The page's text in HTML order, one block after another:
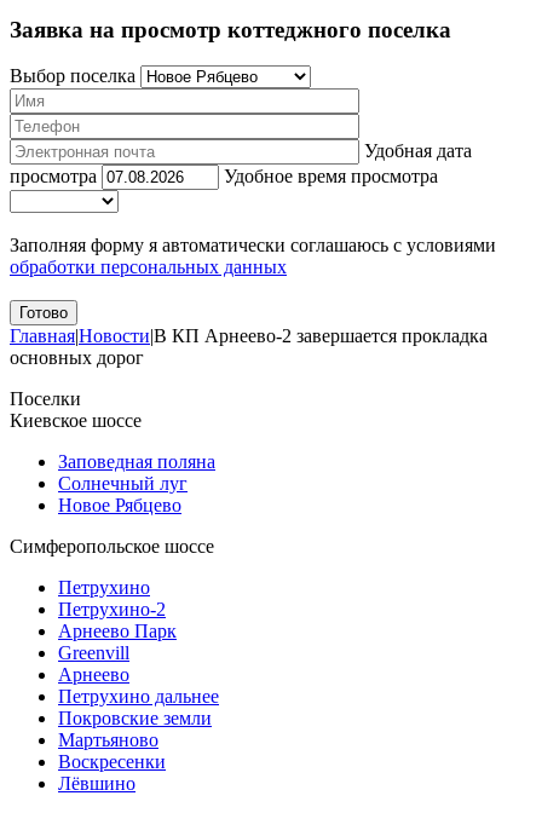
Заявка на просмотр коттеджного поселка
Выбор поселка
Удобная дата
просмотра
Удобное время просмотра
Заполняя форму я автоматически соглашаюсь с условиями
обработки персональных данных
Главная|Новости|В КП Арнеево-2 завершается прокладка
основных дорог
Поселки
Киевское шоссе
Заповедная поляна
Солнечный луг
Новое Рябцево
Симферопольское шоссе
Петрухино
Петрухино-2
Арнеево Парк
Greenvill
Арнеево
Петрухино дальнее
Покровские земли
Мартьяново
Воскресенки
Лёвшино